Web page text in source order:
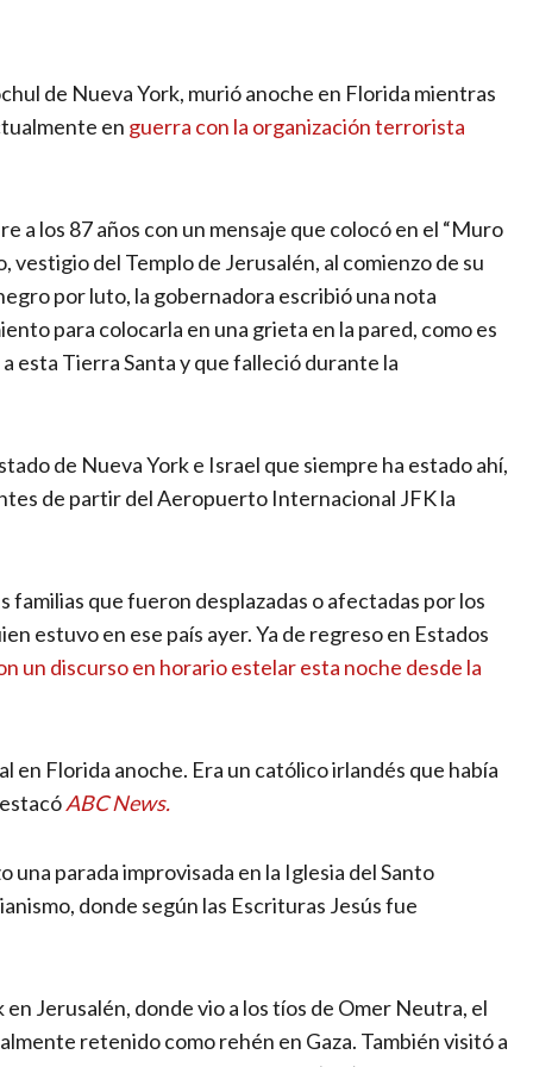
de Nueva York, murió anoche en Florida mientras
en guerra con la organización terrorista
a los 87 años con un mensaje que colocó en el “Muro
vestigio del Templo de Jerusalén, al comienzo de su
por luto, la gobernadora escribió una nota
para colocarla en una grieta en la pared, como es
esta Tierra Santa y que falleció durante la
de Nueva York e Israel que siempre ha estado ahí,
de partir del Aeropuerto Internacional JFK la
familias que fueron desplazadas o afectadas por los
estuvo en ese país ayer. Ya de regreso en Estados
un discurso en horario estelar esta noche desde la
en Florida anoche. Era un católico irlandés que había
ABC News.
parada improvisada en la Iglesia del Santo
donde según las Escrituras Jesús fue
Jerusalén, donde vio a los tíos de Omer Neutra, el
retenido como rehén en Gaza. También visitó a